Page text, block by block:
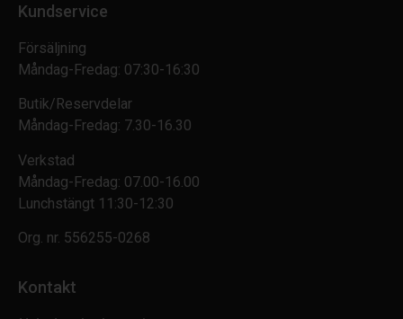
Kundservice
Försäljning
Måndag-Fredag: 07:30-16:30
Butik/Reservdelar
Måndag-Fredag: 7.30-16.30
Verkstad
Måndag-Fredag: 07.00-16.00
Lunchstängt 11:30-12:30
Org. nr. 556255-0268
Kontakt